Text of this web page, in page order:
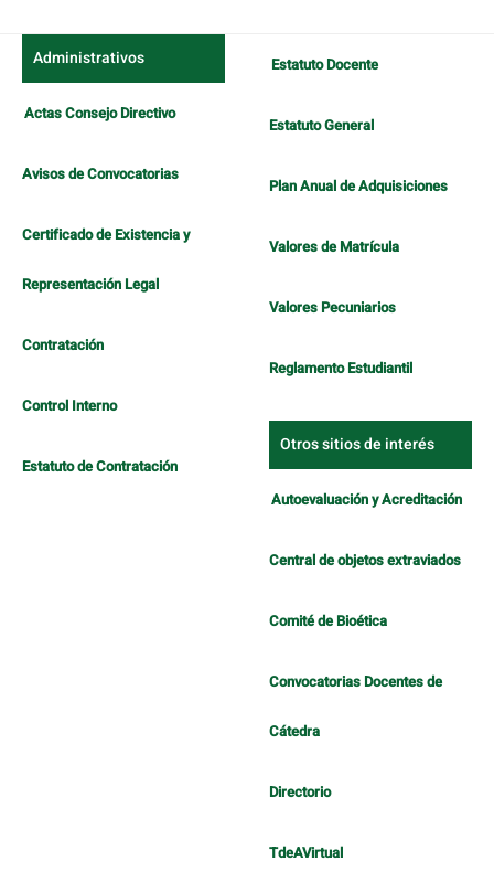
Administrativos
Actas Consejo Directivo
Avisos de Convocatorias
Certificado de Existencia y
Representación Legal
Contratación
Control Interno
Estatuto de Contratación
Estatuto Docente
Estatuto General
Plan Anual de Adquisiciones
Valores de Matrícula
Valores Pecuniarios
Reglamento Estudiantil
Otros sitios de interés
Autoevaluación y Acreditación
Central de objetos extraviados
Comité de Bioética
Convocatorias Docentes de
Cátedra
Directorio
TdeAVirtual